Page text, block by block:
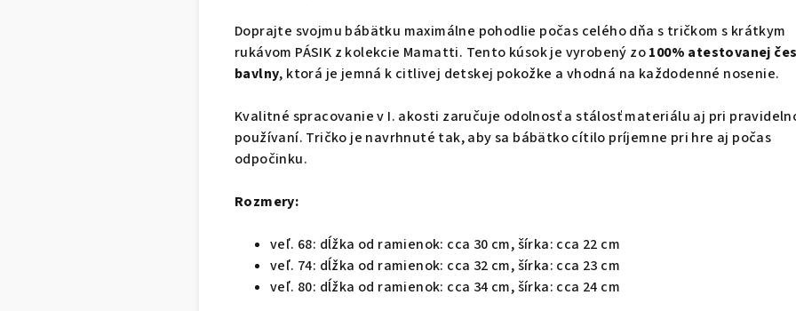
Doprajte svojmu bábätku maximálne pohodlie počas celého dňa s tričkom s krátkym
rukávom PÁSIK z kolekcie Mamatti. Tento kúsok je vyrobený zo100% atestovanej
bavlny, ktorá je jemná k citlivej detskej pokožke a vhodná na každodenné nosenie.
Kvalitné spracovanie v I. akosti zaručuje odolnosť a stálosť materiálu aj pri
používaní. Tričko je navrhnuté tak, aby sa bábätko cítilo príjemne pri hre aj počas
odpočinku.
Rozmery:
veľ. 68: dĺžka od ramienok: cca 30 cm, šírka: cca 22 cm
veľ. 74: dĺžka od ramienok: cca 32 cm, šírka: cca 23 cm
veľ. 80: dĺžka od ramienok: cca 34 cm, šírka: cca 24 cm